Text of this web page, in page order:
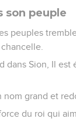
son peuple
peuples
dans Sion, Il est
nom grand et
du roi qui